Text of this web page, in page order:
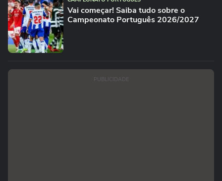
Vai começar! Saiba tudo sobre o
Campeonato Português 2026/2027
PUBLICIDADE